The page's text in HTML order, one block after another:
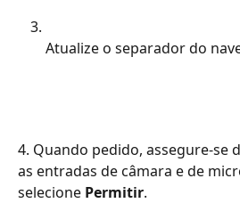
Atualize o separador do
4. Quando pedido, assegure-se
as entradas de câmara e de
selecione Permitir.